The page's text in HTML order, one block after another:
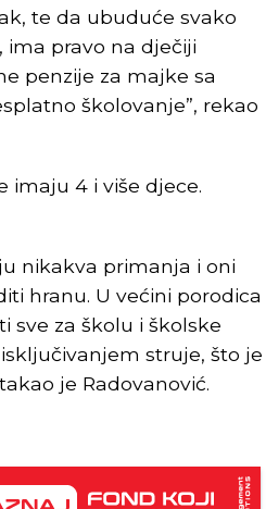
te da ubuduće svako
ima pravo na dječiji
penzije za majke sa
školovanje”, rekao
imaju 4 i više djece.
nikakva primanja i oni
hranu. U većini porodica
sve za školu i školske
struje, što je
je Radovanović.